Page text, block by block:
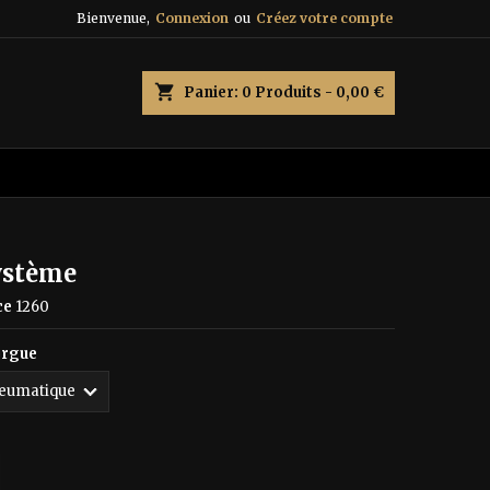
Bienvenue, Connexion ou Créez votre compte
shopping_cart Panier: 0 Produits - 0,00 €
1260